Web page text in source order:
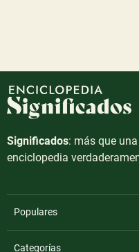
Significados: más que
enciclopedia
Populares
Categorías